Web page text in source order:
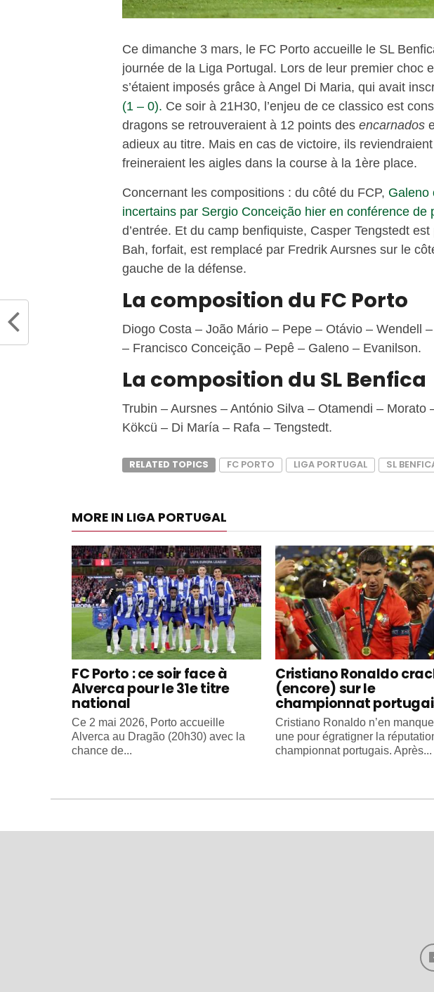
Ce dimanche 3 mars, le FC Porto accueille le SL
journée de la Liga Portugal. Lors de leur premier choc
s’étaient imposés grâce à Angel Di Maria, qui avait
(1 – 0). Ce soir à 21H30, l’enjeu de ce classico est
dragons se retrouveraient à 12 points des encarnados
adieux au titre. Mais en cas de victoire, ils
freineraient les aigles dans la course à la 1ère place.
Concernant les compositions : du côté du FCP, Galeno
incertains par Sergio Conceição hier en conférence de
d’entrée. Et du camp benfiquiste, Casper Tengstedt
Bah, forfait, est remplacé par Fredrik Aursnes sur le
gauche de la défense.
La composition du FC Porto
Diogo Costa – João Mário – Pepe – Otávio – Wendell
– Francisco Conceição – Pepê – Galeno – Evanilson.
La composition du SL Benfica
Trubin – Aursnes – António Silva – Otamendi – Morato
Kökcü – Di María – Rafa – Tengstedt.
RELATED TOPICS FC PORTO LIGA PORTUGAL SL
MORE IN LIGA PORTUGAL
FC Porto : ce soir face à
Alverca pour le 31e titre
national
Ce 2 mai 2026, Porto accueille
Alverca au Dragão (20h30) avec la
chance de...
Cristiano Ronaldo
(encore) sur le
championnat
Cristiano Ronaldo n’en
une pour égratigner la
championnat portugais. Après...